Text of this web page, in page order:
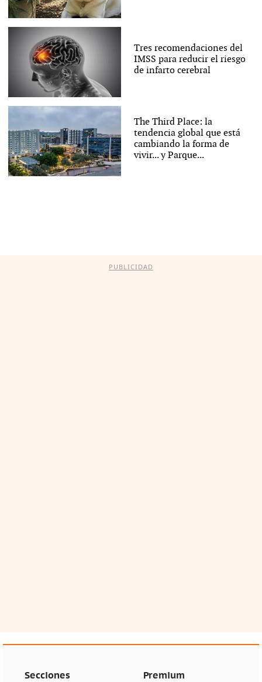
Tres recomendaciones del
IMSS para reducir el riesgo
de infarto cerebral
The Third Place: la
tendencia global que está
cambiando la forma de
vivir... y Parque...
PUBLICIDAD
Secciones Premium